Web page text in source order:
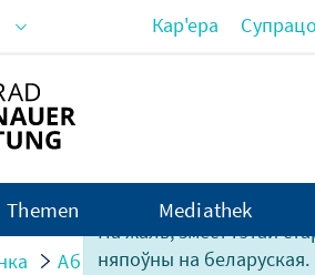
На жаль, змест гэтай
няпоўны на беларуская.
Кар'ера
Themen Mediathek
Аб нас Organisation